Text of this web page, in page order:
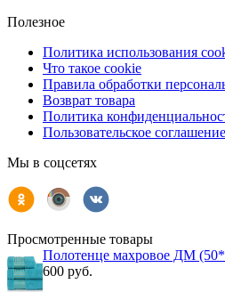
Полезное
Политика использования
Что такое cookie
Правила обработки
Возврат товара
Политика
Пользовательское соглашение
Мы в соцсетях
Просмотренные товары
Полотенце махровое ДМ
600 руб.